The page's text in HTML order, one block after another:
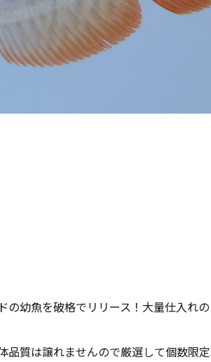
の幼魚を破格でリリース！大量仕入れ
品質は譲れませんので厳選して個数限